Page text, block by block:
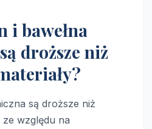
i bawełna
droższe niż
są droższe niż
ze względu na